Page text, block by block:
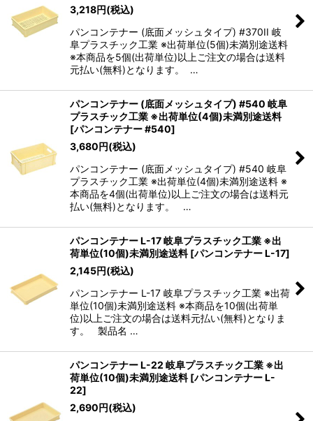
3,218円(税込)
パンコンテナー (底面メッシュタイプ) #370II 岐
阜プラスチック工業 ※出荷単位(5個)未満別途送料
※本商品を5個(出荷単位)以上ご注文の場合は送料
元払い(無料)となります。 …
パンコンテナー (底面メッシュタイプ) #540 岐阜
プラスチック工業 ※出荷単位(4個)未満別途送料
[パンコンテナー #540]
3,680円(税込)
パンコンテナー (底面メッシュタイプ) #540 岐阜
プラスチック工業 ※出荷単位(4個)未満別途送料 ※
本商品を4個(出荷単位)以上ご注文の場合は送料元
払い(無料)となります。 …
パンコンテナー L-17 岐阜プラスチック工業 ※出
荷単位(10個)未満別途送料 [パンコンテナー L-17]
2,145円(税込)
パンコンテナー L-17 岐阜プラスチック工業 ※出荷
単位(10個)未満別途送料 ※本商品を10個(出荷単
位)以上ご注文の場合は送料元払い(無料)となりま
す。 製品名 …
パンコンテナー L-22 岐阜プラスチック工業 ※出
荷単位(10個)未満別途送料 [パンコンテナー L-
22]
2,690円(税込)